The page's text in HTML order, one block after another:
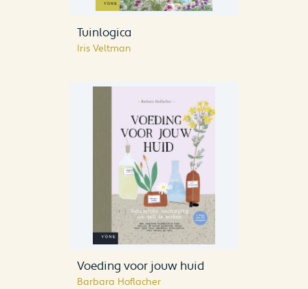
Tuinlogica
Iris Veltman
Voeding voor jouw huid
Barbara Hoflacher